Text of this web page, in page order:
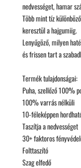
nedvességet, hamar
Több mint tíz
keresztül a hajgumiig.
Lenyűgöző, milyen
és frissen tart a
Termék tulajdonságai:
Puha, szellőző 100%
100% varrás nélküli
10-féleképpen
Taszítja a nedvességet
30+ faktoros
Folttaszító
Szag elfedő